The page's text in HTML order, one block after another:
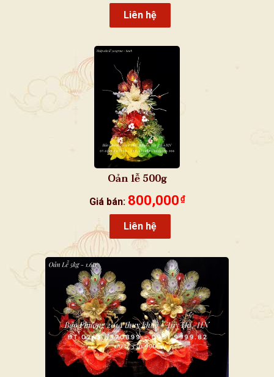
Liên hệ
Oản lễ 500g
Giá bán: 800,000 ₫
Liên hệ